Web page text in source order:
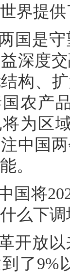
界提
国是
深度
构、
农产
为区
中国
。
国将
么下
开放
了9%